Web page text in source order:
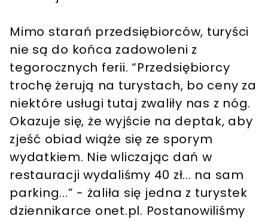
Mimo starań przedsiębiorców, turyści
nie są do końca zadowoleni z
tegorocznych ferii. “Przedsiębiorcy
trochę żerują na turystach, bo ceny za
niektóre usługi tutaj zwaliły nas z nóg.
Okazuje się, że wyjście na deptak, aby
zjeść obiad wiąże się ze sporym
wydatkiem. Nie wliczając dań w
restauracji wydaliśmy 40 zł... na sam
parking...” - żaliła się jedna z turystek
dziennikarce onet.pl. Postanowiliśmy